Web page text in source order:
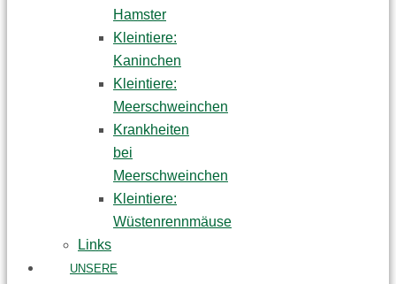
Hamster
Kleintiere:
Kaninchen
Kleintiere:
Meerschweinchen
Krankheiten
bei
Meerschweinchen
Kleintiere:
Wüstenrennmäuse
Links
UNSERE